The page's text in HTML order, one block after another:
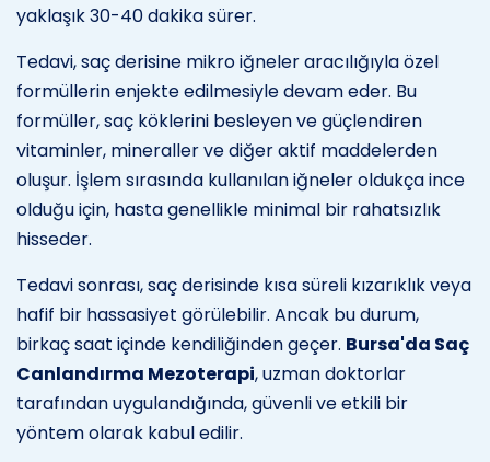
yaklaşık 30-40 dakika sürer.
Tedavi, saç derisine mikro iğneler aracılığıyla özel
formüllerin enjekte edilmesiyle devam eder. Bu
formüller, saç köklerini besleyen ve güçlendiren
vitaminler, mineraller ve diğer aktif maddelerden
oluşur. İşlem sırasında kullanılan iğneler oldukça ince
olduğu için, hasta genellikle minimal bir rahatsızlık
hisseder.
Tedavi sonrası, saç derisinde kısa süreli kızarıklık veya
hafif bir hassasiyet görülebilir. Ancak bu durum,
birkaç saat içinde kendiliğinden geçer. Bursa'da Saç
Canlandırma Mezoterapi, uzman doktorlar
tarafından uygulandığında, güvenli ve etkili bir
yöntem olarak kabul edilir.